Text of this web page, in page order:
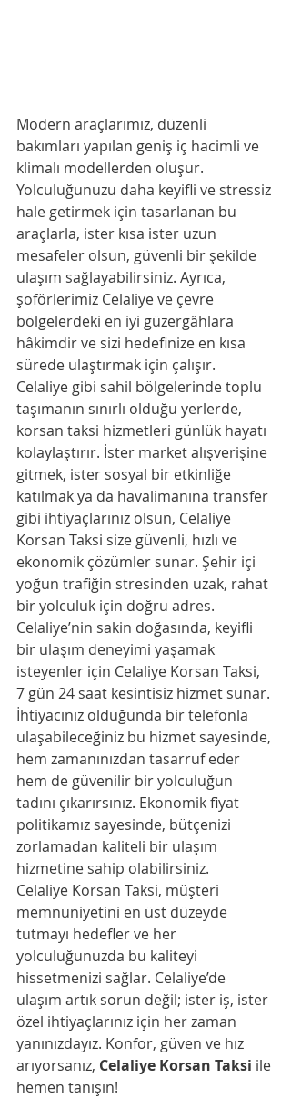
Modern araçlarımız, düzenli
bakımları yapılan geniş iç hacimli ve
klimalı modellerden oluşur.
Yolculuğunuzu daha keyifli ve stressiz
hale getirmek için tasarlanan bu
araçlarla, ister kısa ister uzun
mesafeler olsun, güvenli bir şekilde
ulaşım sağlayabilirsiniz. Ayrıca,
şoförlerimiz Celaliye ve çevre
bölgelerdeki en iyi güzergâhlara
hâkimdir ve sizi hedefinize en kısa
sürede ulaştırmak için çalışır.
Celaliye gibi sahil bölgelerinde toplu
taşımanın sınırlı olduğu yerlerde,
korsan taksi hizmetleri günlük hayatı
kolaylaştırır. İster market alışverişine
gitmek, ister sosyal bir etkinliğe
katılmak ya da havalimanına transfer
gibi ihtiyaçlarınız olsun, Celaliye
Korsan Taksi size güvenli, hızlı ve
ekonomik çözümler sunar. Şehir içi
yoğun trafiğin stresinden uzak, rahat
bir yolculuk için doğru adres.
Celaliye’nin sakin doğasında, keyifli
bir ulaşım deneyimi yaşamak
isteyenler için Celaliye Korsan Taksi,
7 gün 24 saat kesintisiz hizmet sunar.
İhtiyacınız olduğunda bir telefonla
ulaşabileceğiniz bu hizmet sayesinde,
hem zamanınızdan tasarruf eder
hem de güvenilir bir yolculuğun
tadını çıkarırsınız. Ekonomik fiyat
politikamız sayesinde, bütçenizi
zorlamadan kaliteli bir ulaşım
hizmetine sahip olabilirsiniz.
Celaliye Korsan Taksi, müşteri
memnuniyetini en üst düzeyde
tutmayı hedefler ve her
yolculuğunuzda bu kaliteyi
hissetmenizi sağlar. Celaliye’de
ulaşım artık sorun değil; ister iş, ister
özel ihtiyaçlarınız için her zaman
yanınızdayız. Konfor, güven ve hız
arıyorsanız, Celaliye Korsan Taksi ile
hemen tanışın!